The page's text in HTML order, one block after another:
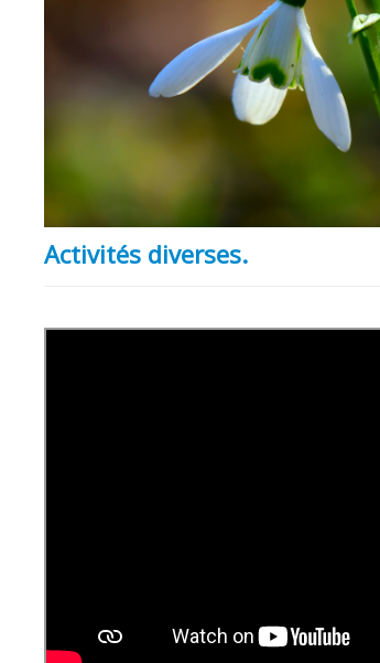
Activités diverses.